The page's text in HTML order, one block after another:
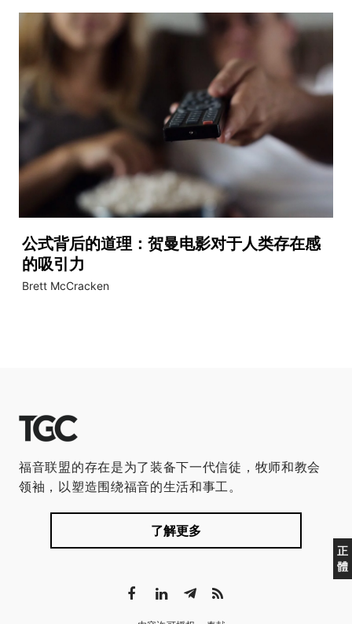
公式背后的道理：贺曼电影对于人类存在感
的吸引力
Brett McCracken
正
體
福音联盟的存在是为了装备下一代信徒，牧师和教会
领袖，以塑造围绕福音的生活和事工。
了解更多